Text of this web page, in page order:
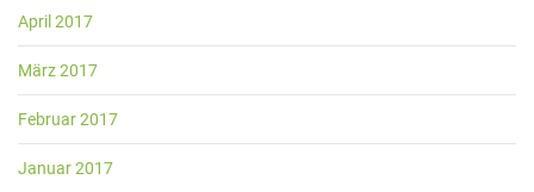
April 2017
März 2017
Februar 2017
Januar 2017